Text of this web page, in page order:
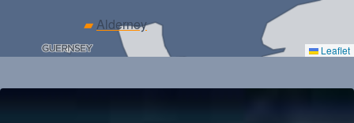
▰Alderney
Leaflet